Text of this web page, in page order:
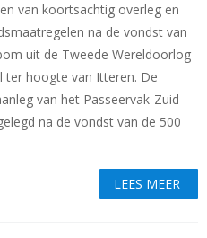
van koortsachtig overleg en
na de vondst van
uit de Tweede Wereldoorlog
ter hoogte van Itteren. De
van het Passeervak-Zuid
na de vondst van de 500
LEES MEER